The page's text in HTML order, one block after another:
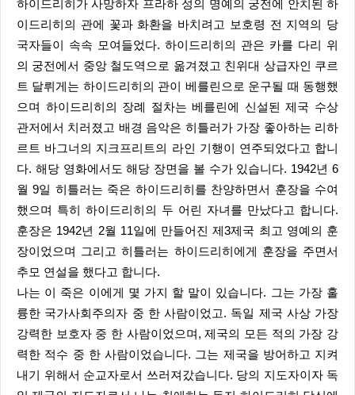
하이드리히가 사망하자 프라하 성의 명예의 궁전에 안치된 하
이드리히의 관에 꽃과 화환을 바치려고 보호령 전 지역의 당
국자들이 속속 모여들었다. 하이드리히의 관은 카를 다리 위
의 궁전에서 중앙 철도역으로 옮겨졌고 친위대 상급자인 쿠르
트 달뤼게는 하이드리히의 관이 베를린으로 운구될 때 동행했
으며 하이드리히의 장례 절차는 베를린에 신설된 제국 수상
관저에서 치러졌고 배경 음악은 히틀러가 가장 좋아하는 리하
르트 바그너의 지크프리트의 라인 기행이 연주되었다고 합니
다. 해당 영화에서도 해당 장면을 볼 수가 있습니다. 1942년 6
월 9일 히틀러는 죽은 하이드리히를 찬양하면서 훈장을 수여
했으며 특히 하이드리히의 두 어린 자녀를 만났다고 합니다.
훈장은 1942년 2월 11일에 만들어진 제3제국 최고 영예의 훈
장이었으며 그리고 히틀러는 하이드리히에게 훈장을 주면서
추모 연설을 했다고 합니다.
나는 이 죽은 이에게 몇 가지 할 말이 있습니다. 그는 가장 훌
륭한 국가사회주의자 중 한 사람이었고. 독일 제국 사상 가장
강력한 보호자 중 한 사람이었으며, 제국의 모든 적의 가장 강
력한 적수 중 한 사람이었습니다. 그는 제국을 방어하고 지켜
내기 위해서 순교자로서 쓰러져갔습니다. 당의 지도자이자 독